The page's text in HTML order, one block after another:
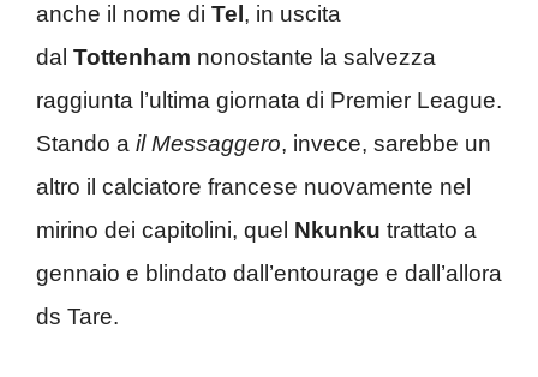
anche il nome di Tel , in uscita
dal Tottenham nonostante la salvezza
raggiunta l’ultima giornata di Premier League.
Stando a il Messaggero, invece, sarebbe un
altro il calciatore francese nuovamente nel
mirino dei capitolini, quel Nkunku trattato a
gennaio e blindato dall’entourage e dall’allora
ds Tare.